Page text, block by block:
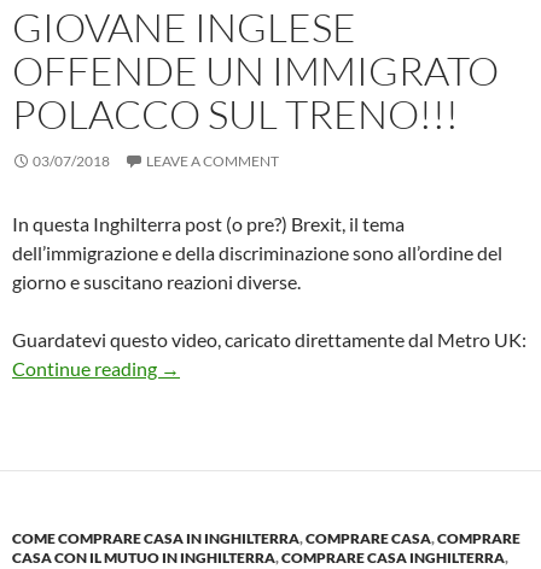
GIOVANE INGLESE
OFFENDE UN IMMIGRATO
POLACCO SUL TRENO!!!
03/07/2018 LEAVE A COMMENT
In questa Inghilterra post (o pre?) Brexit, il tema
dell’immigrazione e della discriminazione sono all’ordine del
giorno e suscitano reazioni diverse.
Guardatevi questo video, caricato direttamente dal Metro UK:
Continue reading Giovane inglese OFFENDE un immigrato
→
COME COMPRARE CASA IN INGHILTERRA,COMPRARE CASA,COMPRARE
CASA CON IL MUTUO IN INGHILTERRA,COMPRARE CASA INGHILTERRA,